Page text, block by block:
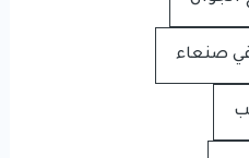
صنعاء